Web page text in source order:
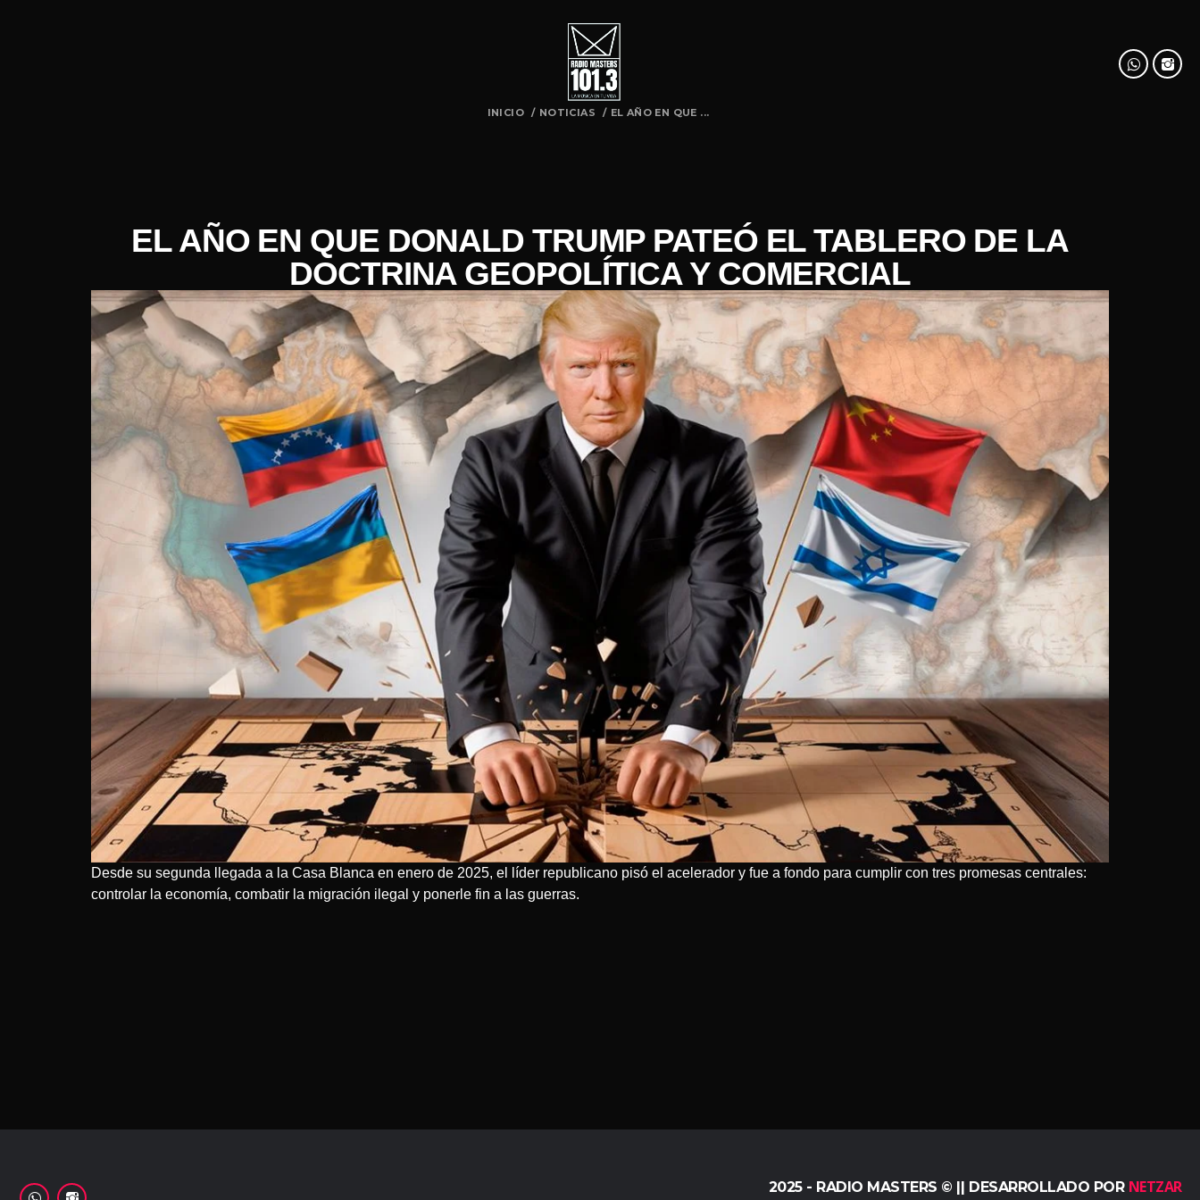
INICIO / NOTICIAS / EL AÑO EN QUE ...
EL AÑO EN QUE DONALD TRUMP PATEÓ EL TABLERO DE LA
DOCTRINA GEOPOLÍTICA Y COMERCIAL
Desde su segunda llegada a la Casa Blanca en enero de 2025, el líder republicano pisó el acelerador y fue a fondo para cumplir con tres promesas centrales:
controlar la economía, combatir la migración ilegal y ponerle fin a las guerras.
2025 - RADIO MASTERS © || DESARROLLADO POR NETZAR